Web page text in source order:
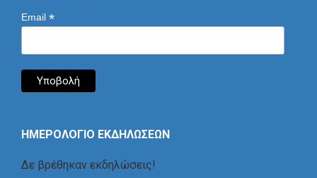
Email *
ΗΜΕΡΟΛΟΓΙΟ ΕΚΔΗΛΩΣΕΩΝ
Δε βρέθηκαν εκδηλώσεις!